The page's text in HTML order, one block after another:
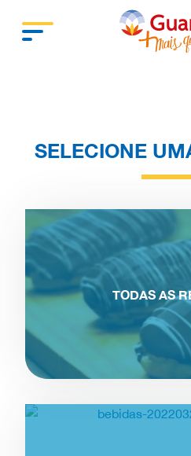
SELECIONE
TODAS AS